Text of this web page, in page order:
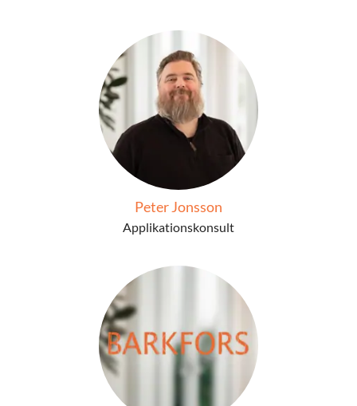
Peter Jonsson
Applikationskonsult